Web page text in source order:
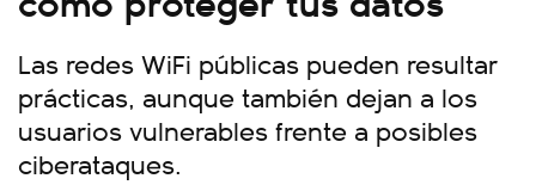
Las redes WiFi públicas pueden resultar
prácticas, aunque también dejan a los
usuarios vulnerables frente a posibles
ciberataques.